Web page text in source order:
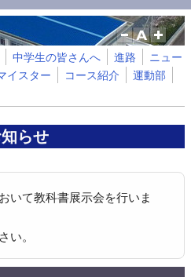
中学生の皆さんへ 進路
ニュー
イスター コース紹介
運動部
らせ
いて教科書展示会を行いま
い。